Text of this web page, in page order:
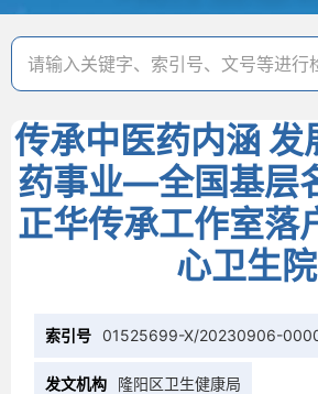
传承中医药内涵 发
药事业—全国基层
正华传承工作室落
心卫生院
索引号 01525699-X/20230906-
发文机构 隆阳区卫生健康局